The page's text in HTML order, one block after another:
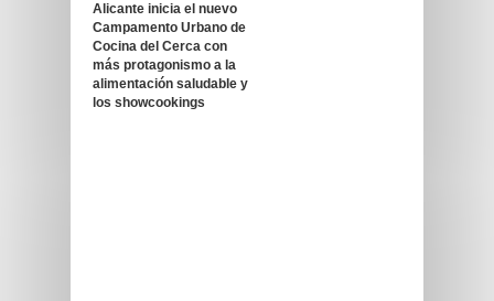
Alicante inicia el nuevo
Campamento Urbano de
Cocina del Cerca con
más protagonismo a la
alimentación saludable y
los showcookings